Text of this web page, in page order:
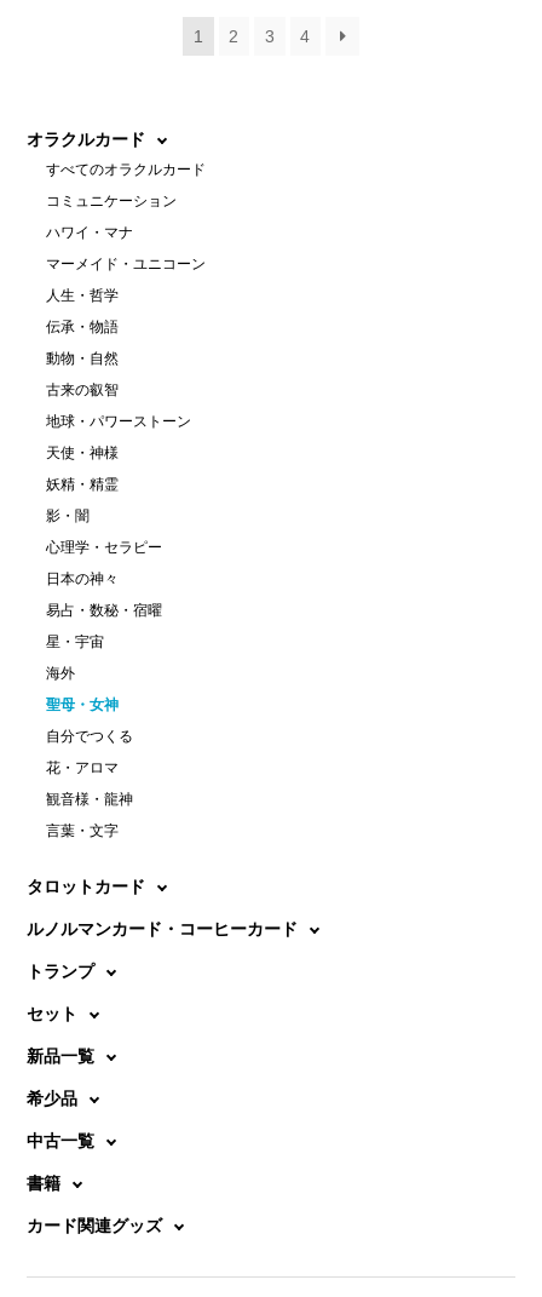
1 2 3 4
オラクルカード
すべてのオラクルカード
コミュニケーション
ハワイ・マナ
マーメイド・ユニコーン
人生・哲学
伝承・物語
動物・自然
古来の叡智
地球・パワーストーン
天使・神様
妖精・精霊
影・闇
心理学・セラピー
日本の神々
易占・数秘・宿曜
星・宇宙
海外
聖母・女神
自分でつくる
花・アロマ
観音様・龍神
言葉・文字
タロットカード
ルノルマンカード・コーヒーカード
トランプ
セット
新品一覧
希少品
中古一覧
書籍
カード関連グッズ